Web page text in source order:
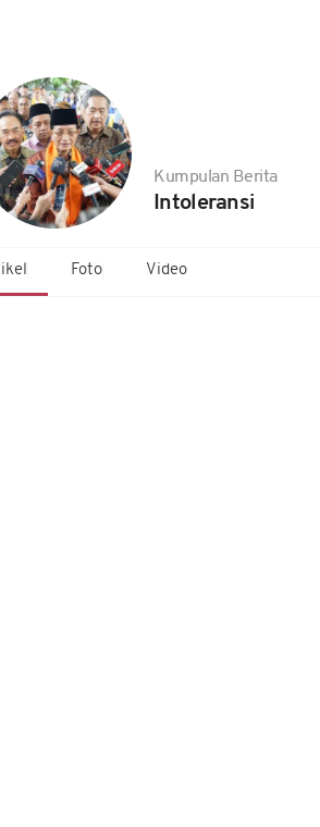
Kumpulan Berita
Intoleransi
Foto Video